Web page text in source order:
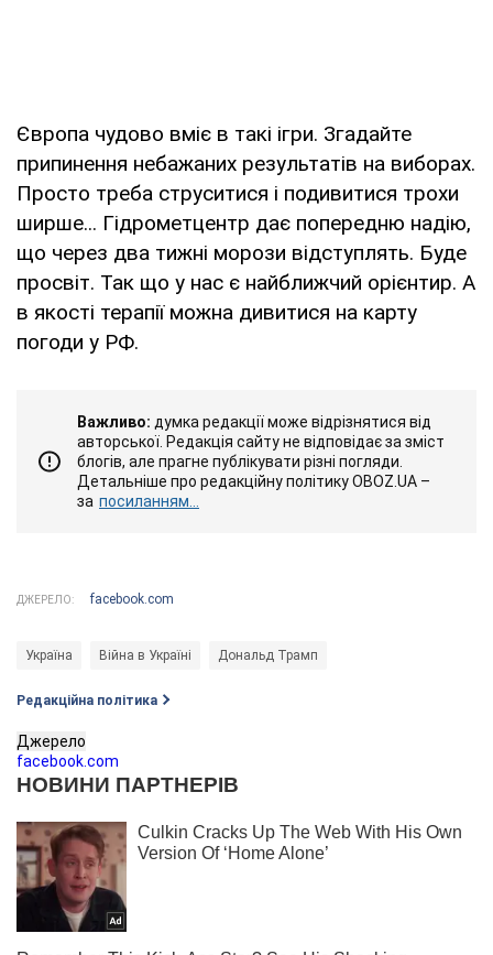
Європа чудово вміє в такі ігри. Згадайте
припинення небажаних результатів на виборах.
Просто треба струситися і подивитися трохи
ширше... Гідрометцентр дає попередню надію,
що через два тижні морози відступлять. Буде
просвіт. Так що у нас є найближчий орієнтир. А
в якості терапії можна дивитися на карту
погоди у РФ.
Важливо: думка редакції може відрізнятися від
авторської. Редакція сайту не відповідає за зміст
блогів, але прагне публікувати різні погляди.
Детальніше про редакційну політику OBOZ.UA –
за посиланням...
ДЖЕРЕЛО: facebook.com
Україна Війна в Україні Дональд Трамп
Редакційна політика
Джерело
facebook.com